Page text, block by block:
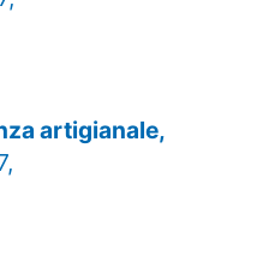
artigianale,